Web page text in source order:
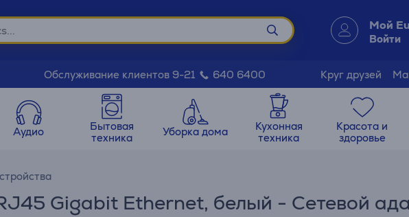
Мой
Войти
Обслуживание клиентов 9-21 640 6400 Круг друзей
Аудио
Бытовая
техника
Уборка дома
Кухонная
техника
Красота и
здоровье
Gigabit Ethernet, белый - Сетевой